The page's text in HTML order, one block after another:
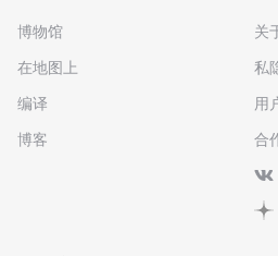
博物馆
在地图上
编译
博客
关
私
用
合